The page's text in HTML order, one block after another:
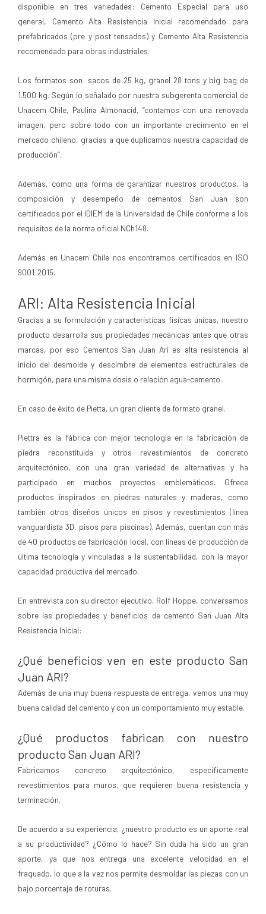
disponible en tres variedades: Cemento Especial para uso
general, Cemento Alta Resistencia Inicial recomendado para
prefabricados (pre y post tensados) y Cemento Alta Resistencia
recomendado para obras industriales.
Los formatos son: sacos de 25 kg, granel 28 tons y big bag de
1.500 kg. Según lo señalado por nuestra subgerenta comercial de
Unacem Chile, Paulina Almonacid, “contamos con una renovada
imagen, pero sobre todo con un importante crecimiento en el
mercado chileno, gracias a que duplicamos nuestra capacidad de
producción”.
Además, como una forma de garantizar nuestros productos, la
composición y desempeño de cementos San Juan son
certificados por el IDIEM de la Universidad de Chile conforme a los
requisitos de la norma oficial NCh148.
Además en Unacem Chile nos encontramos certificados en ISO
9001:2015.
ARI: Alta Resistencia Inicial
Gracias a su formulación y características físicas únicas, nuestro
producto desarrolla sus propiedades mecánicas antes que otras
marcas, por eso Cementos San Juan Ari es alta resistencia al
inicio del desmolde y descimbre de elementos estructurales de
hormigón, para una misma dosis o relación agua-cemento.
En caso de éxito de Pietta, un gran cliente de formato granel.
Piettra es la fábrica con mejor tecnología en la fabricación de
piedra reconstituida y otros revestimientos de concreto
arquitectónico, con una gran variedad de alternativas y ha
participado en muchos proyectos emblemáticos. Ofrece
productos inspirados en piedras naturales y maderas, como
también otros diseños únicos en pisos y revestimientos (línea
vanguardista 3D, pisos para piscinas). Además, cuentan con más
de 40 productos de fabricación local, con líneas de producción de
última tecnología y vinculadas a la sustentabilidad, con la mayor
capacidad productiva del mercado.
En entrevista con su director ejecutivo, Rolf Hoppe, conversamos
sobre las propiedades y beneficios de cemento San Juan Alta
Resistencia Inicial:
¿Qué beneficios ven en este producto San
Juan ARI?
Además de una muy buena respuesta de entrega, vemos una muy
buena calidad del cemento y con un comportamiento muy estable.
¿Qué productos fabrican con nuestro
producto San Juan ARI?
Fabricamos concreto arquitectónico, específicamente
revestimientos para muros, que requieren buena resistencia y
terminación.
De acuerdo a su experiencia, ¿nuestro producto es un aporte real
a su productividad? ¿Cómo lo hace? Sin duda ha sido un gran
aporte, ya que nos entrega una excelente velocidad en el
fraguado, lo que a la vez nos permite desmoldar las piezas con un
bajo porcentaje de roturas.